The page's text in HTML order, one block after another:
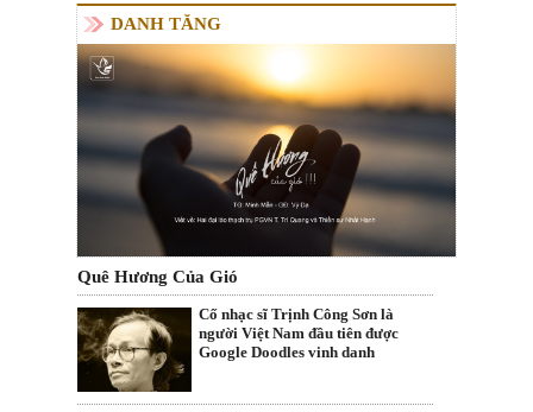
DANH TĂNG
Quê Hương Của Gió
Cố nhạc sĩ Trịnh Công Sơn là
người Việt Nam đầu tiên được
Google Doodles vinh danh